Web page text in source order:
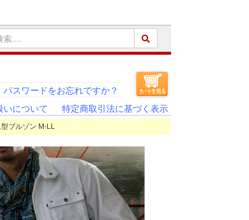
パスワードをお忘れですか？
いについて 特定商取引法に基づく表示
ブルゾン M-LL